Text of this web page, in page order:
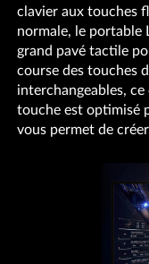
clavier aux touches
normale, le portable
grand pavé tactile
course des touches
interchangeables,
touche est optimisé
vous permet de